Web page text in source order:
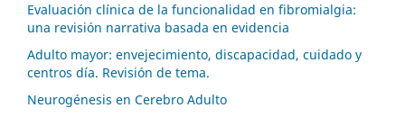
Evaluación clínica de la funcionalidad en fibromialgia:
una revisión narrativa basada en evidencia
Adulto mayor: envejecimiento, discapacidad, cuidado y
centros día. Revisión de tema.
Neurogénesis en Cerebro Adulto